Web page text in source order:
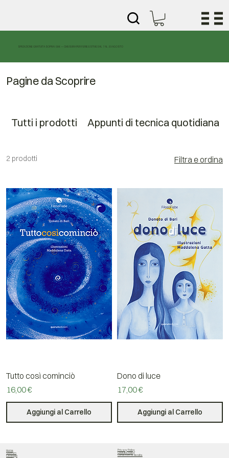
SPEDIZIONE GRATUITA SOPRA I 30€ — CHIUSURA PER FERIE ESTIVE DAL 7 AL 23 AGOSTO
Tutti i prodotti Appunti di tecnica quotidiana
2 prodotti Filtra e ordina
Tutto così cominciò
Prezzo
16,00 €
Aggiungi al Carrello
Dono di luce
Prezzo
17,00 €
Aggiungi al Carrello
Pagine da Scoprire
Home
Quorum
Catalogo
Privacy Policy
Cookies Policy
Condizioni di Vendita